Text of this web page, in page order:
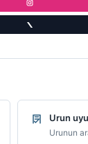
Urun
Urunun